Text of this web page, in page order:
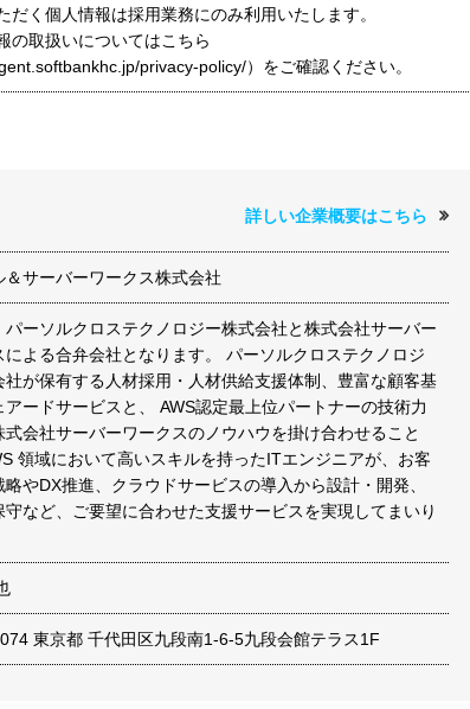
く個人情報は採用業務にのみ利用いたします。
の取扱いについてはこちら
privacy-policy/）をご確認ください。
詳しい企業概要はこちら
＆サーバーワークス株式会社
パーソルクロステクノロジー株式会社と株式会社サーバー
による合弁会社となります。 パーソルクロステクノロジ
社が保有する人材採用・人材供給支援体制、豊富な顧客基
アードサービスと、 AWS認定最上位パートナーの技術力
式会社サーバーワークスのノウハウを掛け合わせること
領域において高いスキルを持ったITエンジニアが、お客
略やDX推進、クラウドサービスの導入から設計・開発、
守など、ご要望に合わせた支援サービスを実現してまいり
東京都 千代田区九段南1-6-5九段会館テラス1F